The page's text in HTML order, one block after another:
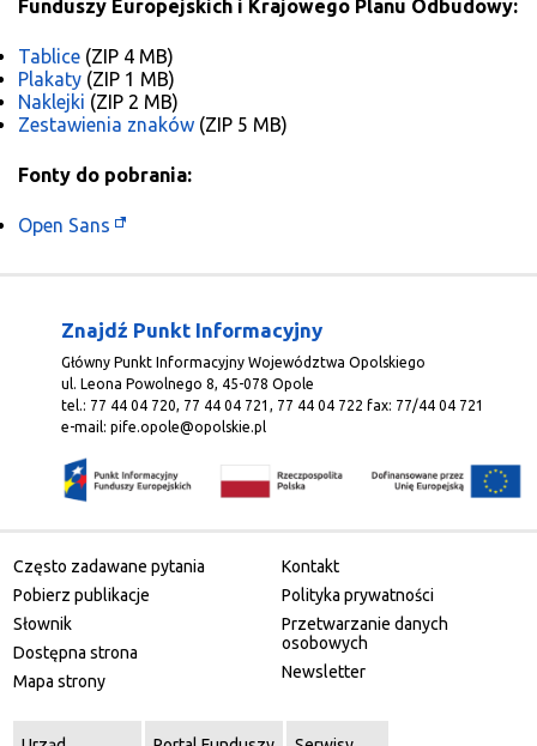
Funduszy Europejskich i Krajowego Planu Odbudowy:
Tablice (ZIP 4 MB)
Plakaty (ZIP 1 MB)
Naklejki (ZIP 2 MB)
Zestawienia znaków (ZIP 5 MB)
Fonty do pobrania:
Open Sans
Znajdź Punkt Informacyjny
Główny Punkt Informacyjny Województwa Opolskiego
ul. Leona Powolnego 8, 45-078 Opole
tel.: 77 44 04 720, 77 44 04 721, 77 44 04 722 fax: 77/44 04 721
e-mail:pife.opole@opolskie.pl
Często zadawane pytania
Pobierz publikacje
Słownik
Dostępna strona
Mapa strony
Kontakt
Polityka prywatności
Przetwarzanie danych
osobowych
Newsletter